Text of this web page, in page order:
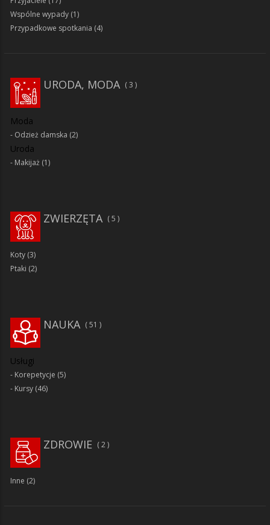
Wspólne wypady (1)
Przypadkowe spotkania (4)
URODA, MODA 3
Moda
Odzież damska (2)
Uroda
Makijaż (1)
ZWIERZĘTA 5
Koty (3)
Ptaki (2)
51
NAUKA
Usługi
Korepetycje (5)
Kursy (46)
ZDROWIE 2
Inne (2)